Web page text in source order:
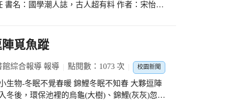
文，縱使它們都是經典篇章中的經典，大考出
是宋怡慧老師，以她多年
動的文筆，精心撰寫的一本兼具趣味與知識的
天才學霸之稱的蒲松齡，除
舉之路卻是屢試屢敗，生活窮困潦倒。但也因
覓魚蹤
館綜合報導 報導 點閱數：1073 次 校園新聞
暖 錦鯉冬眠不知春 大夥逗陣